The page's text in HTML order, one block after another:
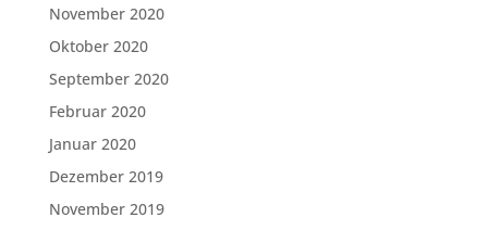
November 2020
Oktober 2020
September 2020
Februar 2020
Januar 2020
Dezember 2019
November 2019